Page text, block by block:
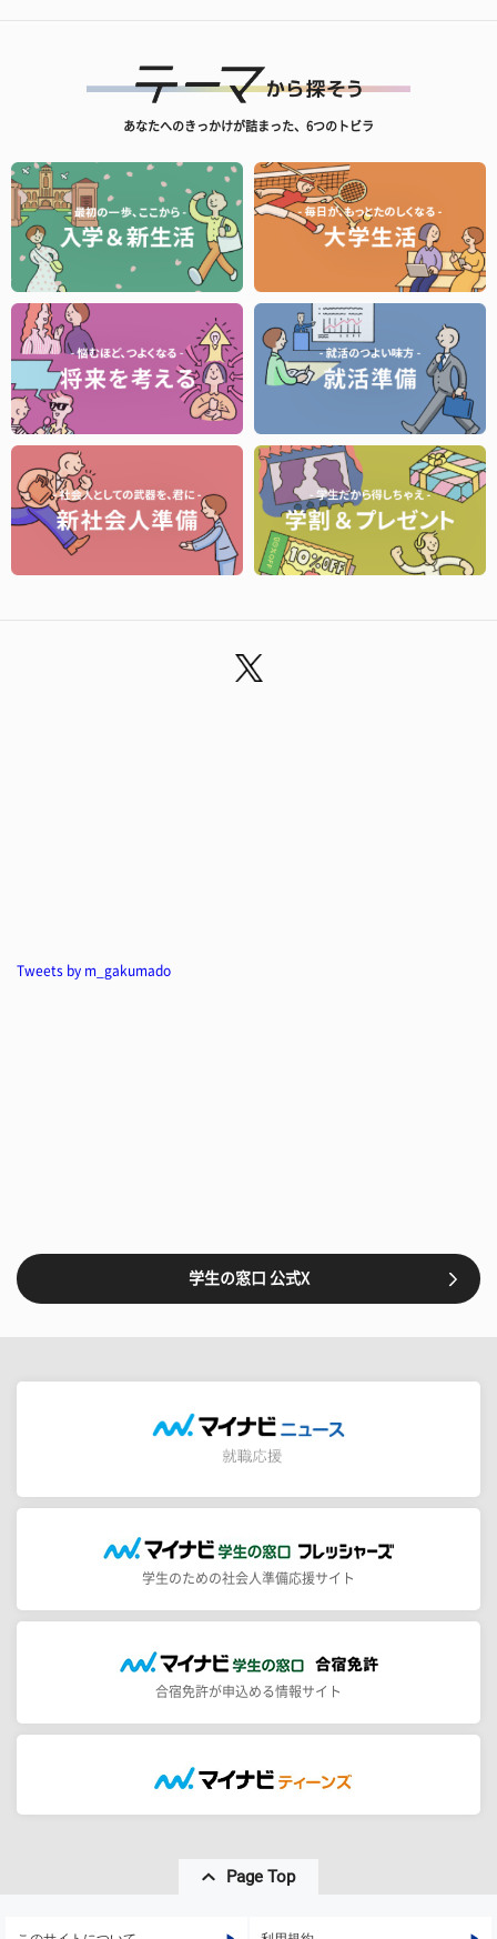
あなたへのきっかけが詰まった、6つのトビラ
Tweets by m_gakumado
学生の窓口 公式X
学生のための社会人準備応援サイト
合宿免許が申込める情報サイト
Page Top